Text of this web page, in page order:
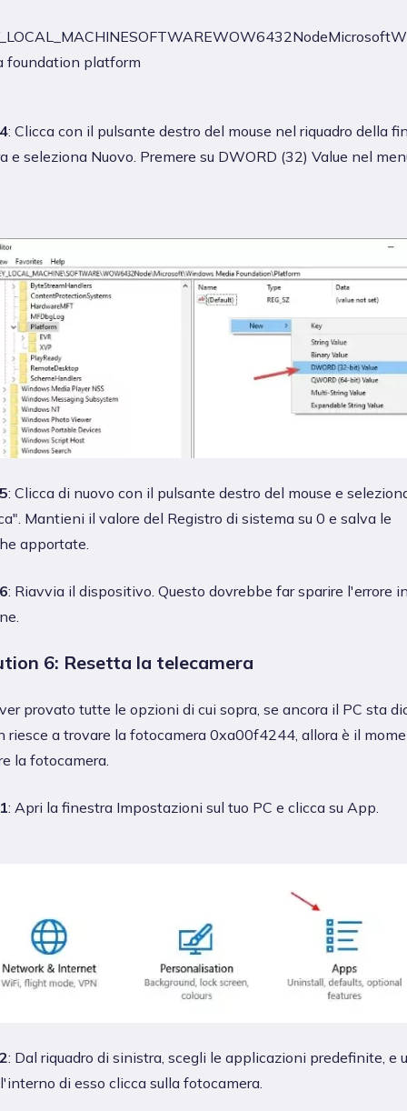
foundation platform
: Clicca con il pulsante destro del mouse nel riquadro della
e seleziona Nuovo. Premere su DWORD (32) Value nel
: Clicca di nuovo con il pulsante destro del mouse e
Mantieni il valore del Registro di sistema su 0 e salva le
apportate.
: Riavvia il dispositivo. Questo dovrebbe far sparire l'errore
6: Resetta la telecamera
provato tutte le opzioni di cui sopra, se ancora il PC sta
riesce a trovare la fotocamera 0xa00f4244, allora è il
la fotocamera.
: Apri la finestra Impostazioni sul tuo PC e clicca su App.
: Dal riquadro di sinistra, scegli le applicazioni predefinite, e
di esso clicca sulla fotocamera.